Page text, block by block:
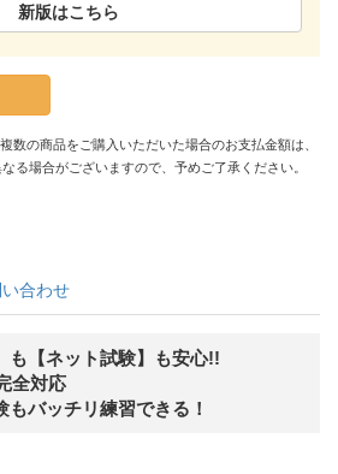
新版はこちら
数の商品をご購入いただいた場合のお支払金額は、
る場合がございますので、予めご了承ください。
い合わせ
も【ネット試験】も安心!!
全対応
バッチリ練習できる！